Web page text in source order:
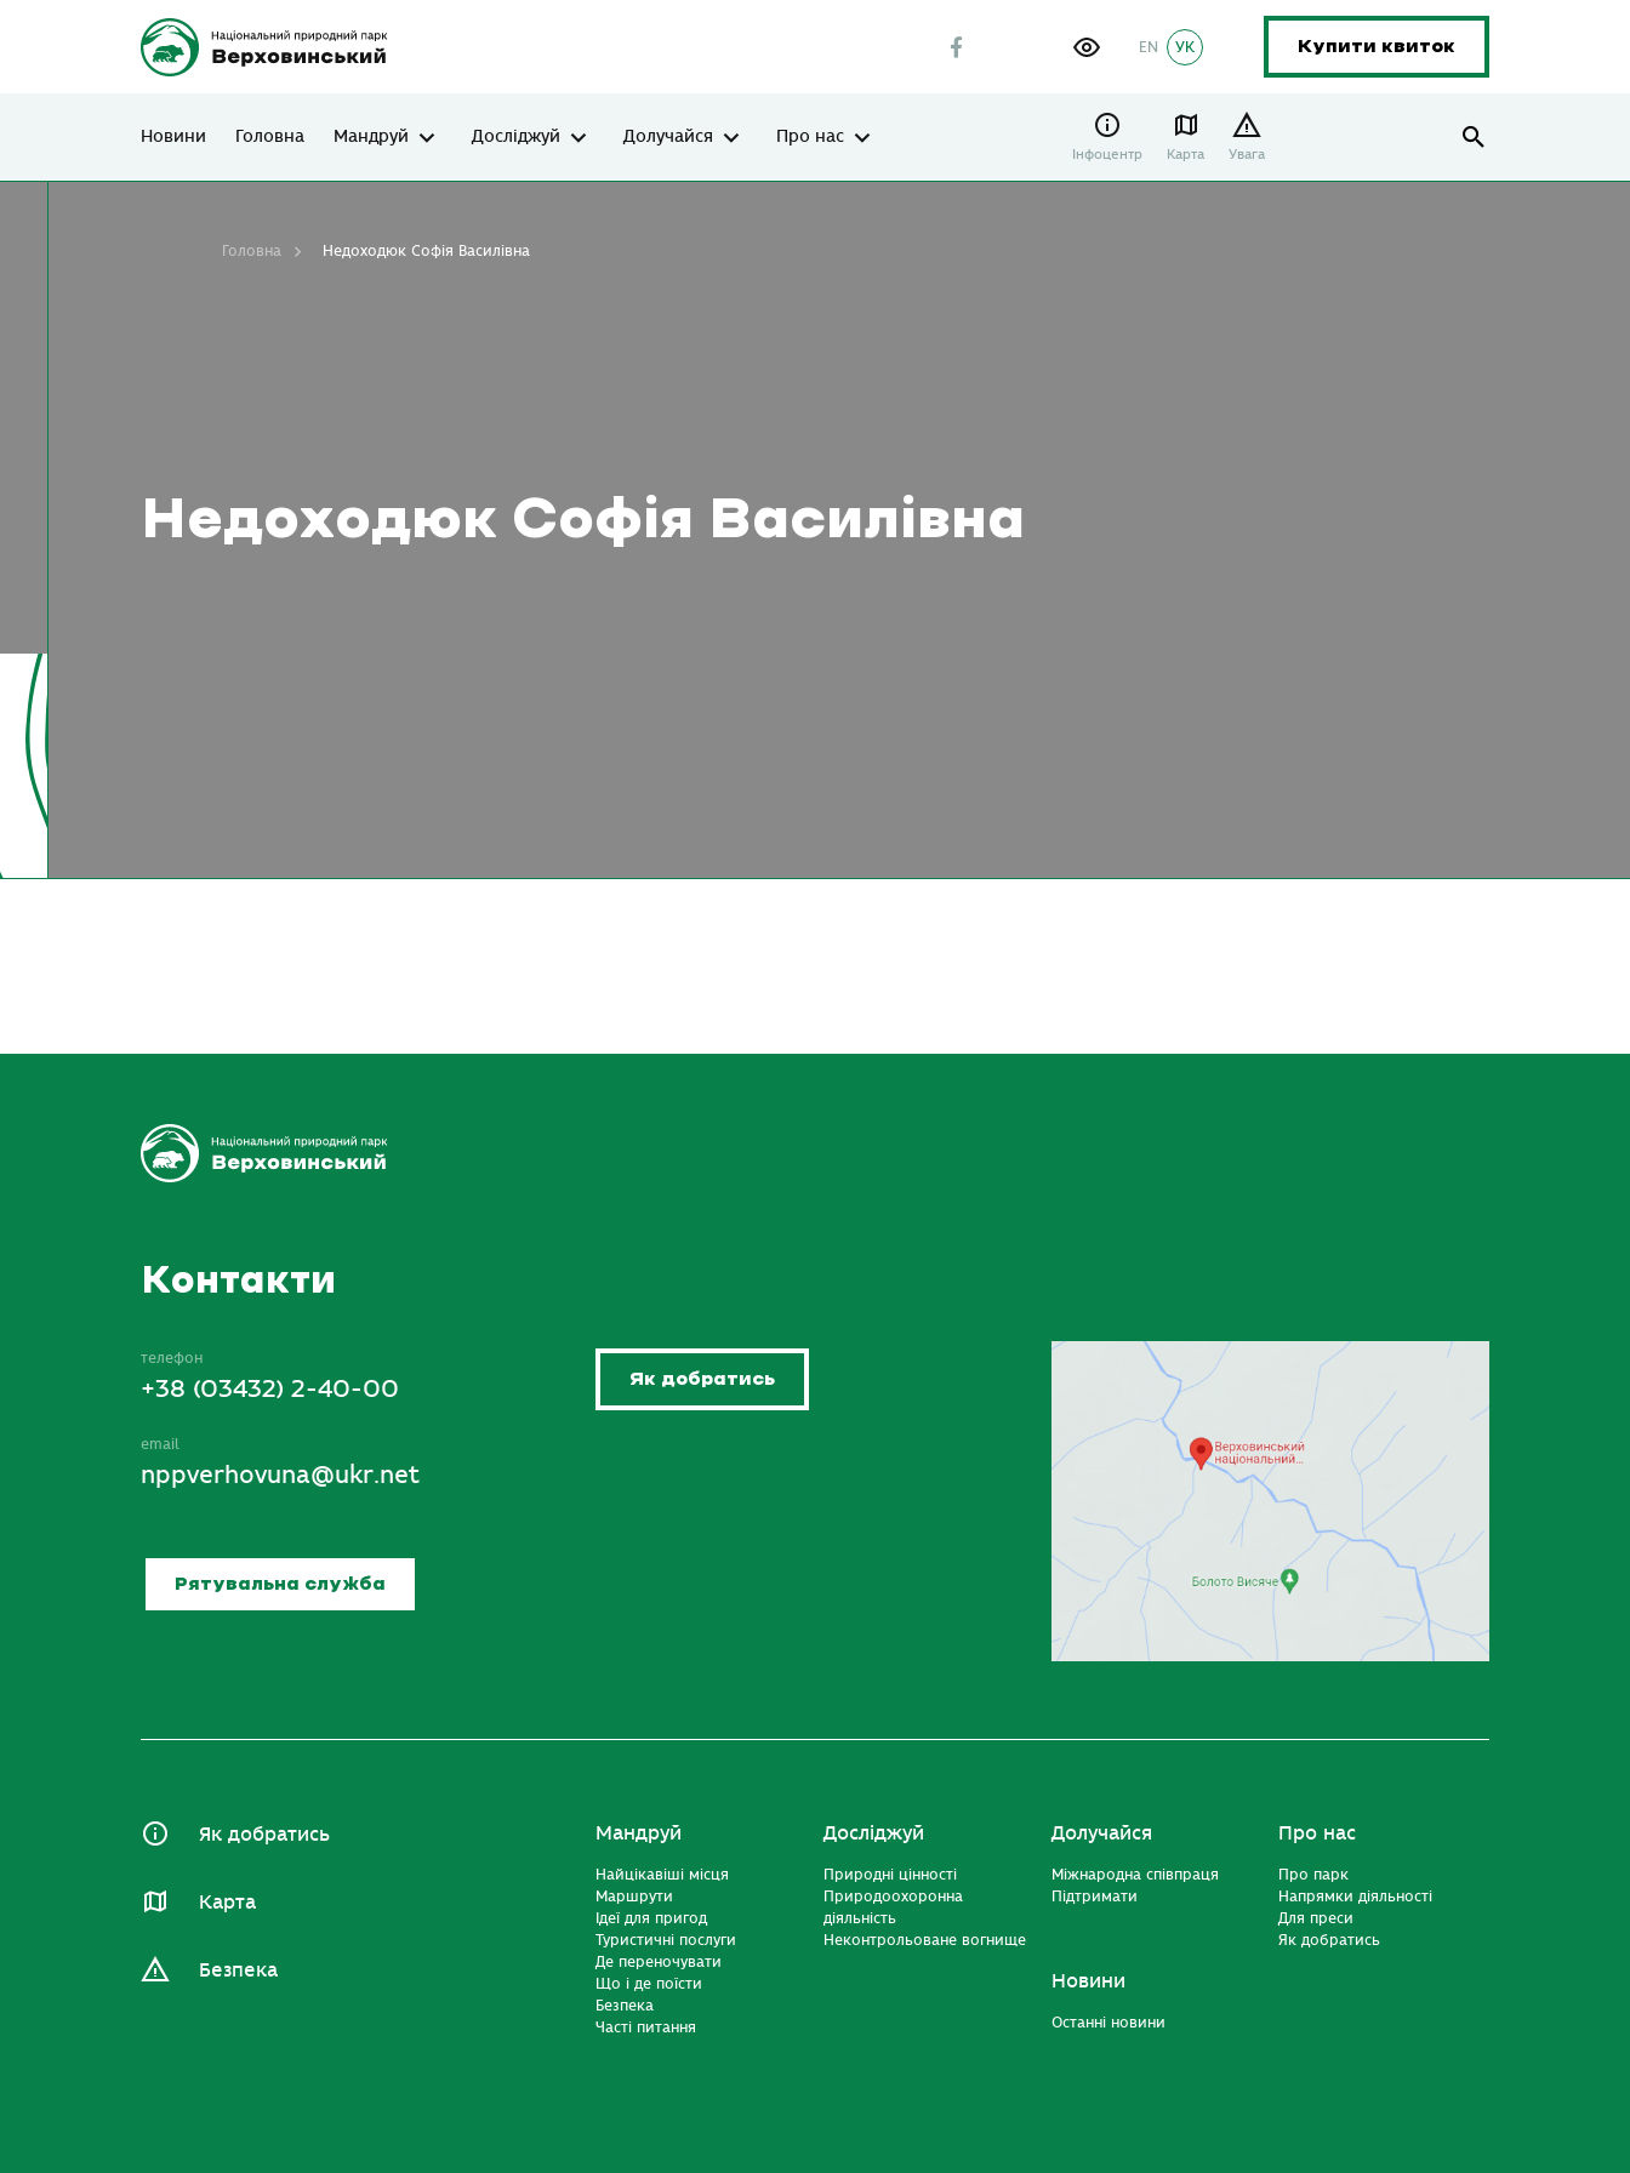
УК
EN Купити квиток
Новини Головна Мандруй Досліджуй Долучайся Про нас
Інфоцентр Карта Увага
Недоходюк Софія Василівна
Головна Недоходюк Софія Василівна
Контакти
телефон
+38 (03432) 2-40-00
email
nppverhovuna@ukr.net
Рятувальна служба
Як добратись
Як добратись
Карта
Безпека
Мандруй
Найцікавіші місця
Маршрути
Ідеї для пригод
Туристичні послуги
Де переночувати
Що і де поїсти
Безпека
Часті питання
Досліджуй
Природні цінності
Природоохоронна
діяльність
Неконтрольоване вогнище
Долучайся
Міжнародна співпраця
Підтримати
Новини
Останні новини
Про нас
Про парк
Напрямки діяльності
Для преси
Як добратись